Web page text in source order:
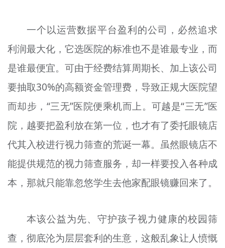
一个以运营数据平台盈利的公司，必然追求
利润最大化，它选医院的标准也不是谁最专业，而
是谁最便宜。可由于经费结算周期长、加上该公司
要抽取30%的高额资金管理费，导致正规大医院望
而却步，“三无”医院便乘机而上。可越是“三无”医
院，越要把盈利放在第一位，也才有了委托眼镜店
代其入校进行视力筛查的荒诞一幕。虽然眼镜店不
能提供规范的视力筛查服务，却一样要投入各种成
本，那就只能靠忽悠学生去他家配眼镜赚回来了。
本该公益为先、守护孩子视力健康的校园筛
查，彻底沦为层层套利的生意，这般乱象让人愤慨